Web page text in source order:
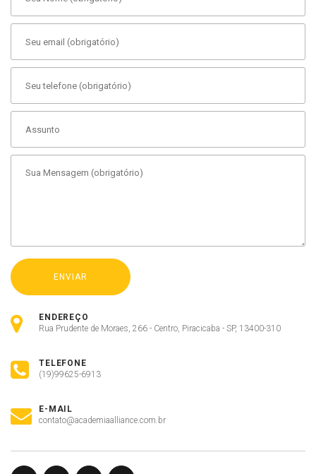
ENDEREÇO
Rua Prudente de Moraes, 266 - Centro, Piracicaba - SP, 13400-310
TELEFONE
(19)99625-6913
E-MAIL
contato@academiaalliance.com.br